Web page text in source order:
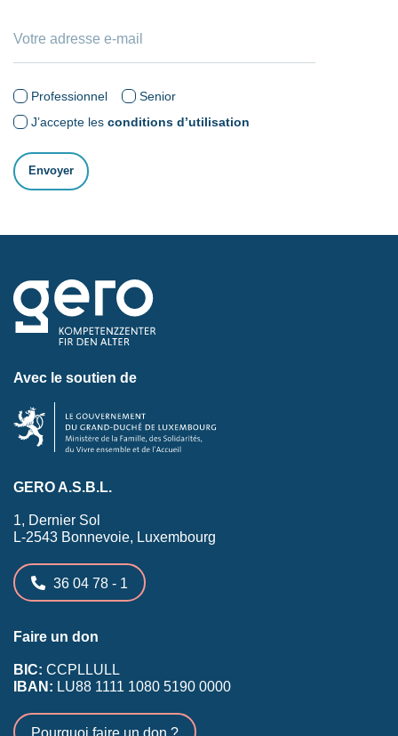
Professionnel
Senior
J’accepte les conditions d’utilisation
Avec le soutien de
GERO A.S.B.L.
1, Dernier Sol
L-2543 Bonnevoie, Luxembourg
36 04 78 - 1
Faire un don
BIC: CCPLLULL
IBAN: LU88 1111 1080 5190 0000
Pourquoi faire un don ?